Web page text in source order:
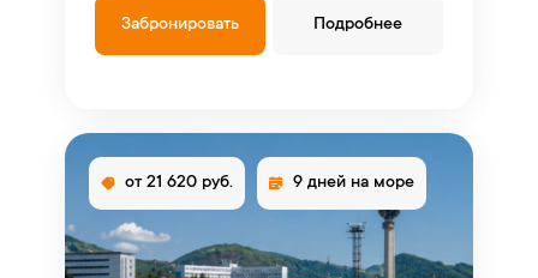
Забронировать Подробнее
от 21 620 руб. 9 дней на море